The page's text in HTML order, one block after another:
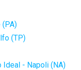
(TP)
Ideal - Napoli (NA)